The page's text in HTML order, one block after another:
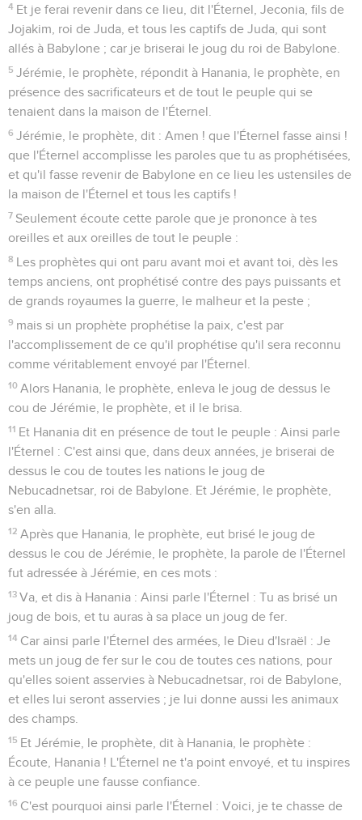
4 Et je ferai revenir dans ce lieu, dit l'Éternel, Jeconia, fils de
Jojakim, roi de Juda, et tous les captifs de Juda, qui sont
allés à Babylone ; car je briserai le joug du roi de Babylone.
5 Jérémie, le prophète, répondit à Hanania, le prophète, en
présence des sacrificateurs et de tout le peuple qui se
tenaient dans la maison de l'Éternel.
6 Jérémie, le prophète, dit : Amen ! que l'Éternel fasse ainsi !
que l'Éternel accomplisse les paroles que tu as prophétisées,
et qu'il fasse revenir de Babylone en ce lieu les ustensiles de
la maison de l'Éternel et tous les captifs !
7 Seulement écoute cette parole que je prononce à tes
oreilles et aux oreilles de tout le peuple :
8 Les prophètes qui ont paru avant moi et avant toi, dès les
temps anciens, ont prophétisé contre des pays puissants et
de grands royaumes la guerre, le malheur et la peste ;
9 mais si un prophète prophétise la paix, c'est par
l'accomplissement de ce qu'il prophétise qu'il sera reconnu
comme véritablement envoyé par l'Éternel.
10 Alors Hanania, le prophète, enleva le joug de dessus le
cou de Jérémie, le prophète, et il le brisa.
11 Et Hanania dit en présence de tout le peuple : Ainsi parle
l'Éternel : C'est ainsi que, dans deux années, je briserai de
dessus le cou de toutes les nations le joug de
Nebucadnetsar, roi de Babylone. Et Jérémie, le prophète,
s'en alla.
12 Après que Hanania, le prophète, eut brisé le joug de
dessus le cou de Jérémie, le prophète, la parole de l'Éternel
fut adressée à Jérémie, en ces mots :
13 Va, et dis à Hanania : Ainsi parle l'Éternel : Tu as brisé un
joug de bois, et tu auras à sa place un joug de fer.
14 Car ainsi parle l'Éternel des armées, le Dieu d'Israël : Je
mets un joug de fer sur le cou de toutes ces nations, pour
qu'elles soient asservies à Nebucadnetsar, roi de Babylone,
et elles lui seront asservies ; je lui donne aussi les animaux
des champs.
15 Et Jérémie, le prophète, dit à Hanania, le prophète :
Écoute, Hanania ! L'Éternel ne t'a point envoyé, et tu inspires
à ce peuple une fausse confiance.
16 C'est pourquoi ainsi parle l'Éternel : Voici, je te chasse de